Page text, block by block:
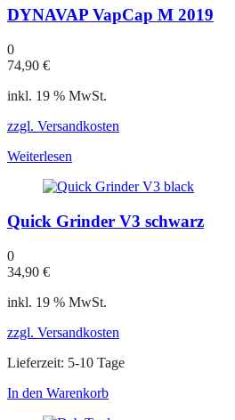
DYNAVAP VapCap M 2019
0
74,90 €
inkl. 19 % MwSt.
zzgl. Versandkosten
Weiterlesen
Quick Grinder V3 schwarz
0
34,90 €
inkl. 19 % MwSt.
zzgl. Versandkosten
Lieferzeit: 5-10 Tage
In den Warenkorb